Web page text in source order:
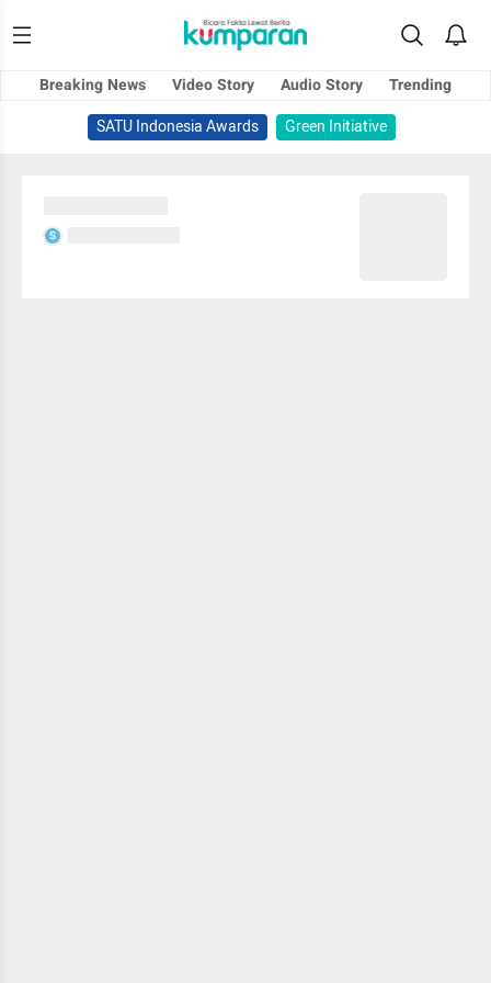
Breaking News Video Story Audio Story
Trending
SATU Indonesia Awards
Green Initiative
S